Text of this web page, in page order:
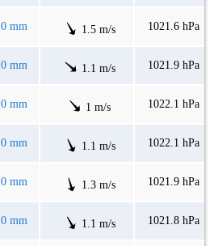
0 mm 1.5 m/s 1021.6 hPa
0 mm 1.1 m/s 1021.9 hPa
0 mm 1 m/s 1022.1 hPa
0 mm 1.1 m/s 1022.1 hPa
0 mm 1.3 m/s 1021.9 hPa
0 mm 1.1 m/s 1021.8 hPa